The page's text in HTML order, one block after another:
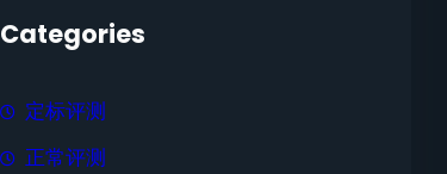
Categories
定标评测
正常评测